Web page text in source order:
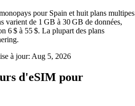
pour Spain et huit plans multipes
varient de 1 GB à 30 GB de données,
6 $ à 55 $. La plupart des plans
à jour: Aug 5, 2026
d'eSIM pour